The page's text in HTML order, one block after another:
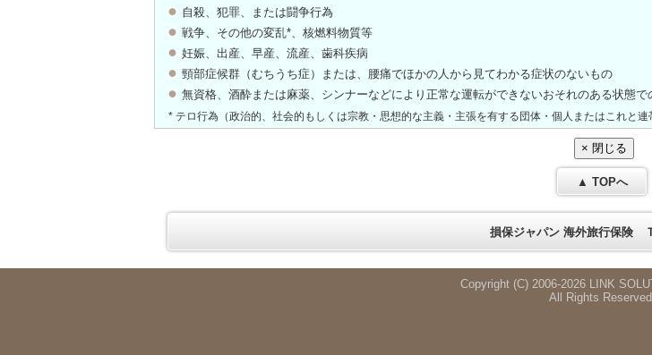
自殺、犯罪、または闘争行為
戦争、その他の変乱*、核燃料物質等
妊娠、出産、早産、流産、歯科疾病
頸部症候群（むちうち症）または、腰痛でほかの人から見てわかる症状のないもの
無資格、酒酔または麻薬、シンナーなどにより正常な運転ができないおそれのある状
* テロ行為（政治的、社会的もしくは宗教・思想的な主義・主張を有する団体・個人またはこれと
▲ TOPへ
損保ジャパン 海外旅行保険
Copyright (C) 2006-2026 LINK
All Rights